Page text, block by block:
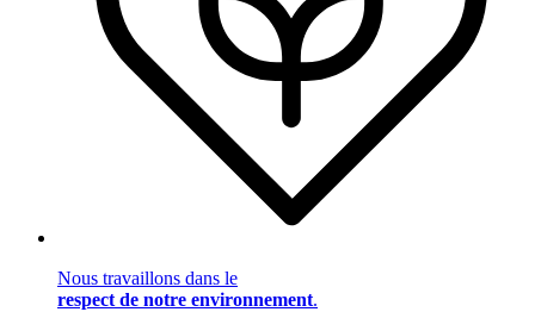
Nous travaillons dans le
respect de notre environnement.